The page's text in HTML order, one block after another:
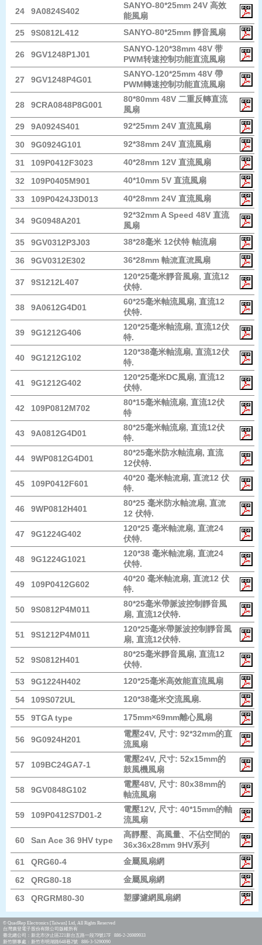
24 9A0824S402
SANYO-80*25mm 24V 高效
能風扇
25
9S0812L412 SANYO-80*25mm 靜音風扇
26 9GV1248P1J01
SANYO-120*38mm 48V 带
PWM转速控制功能直流風扇
27 9GV1248P4G01
SANYO-120*25mm 48V 帶
PWM轉速控制功能直流風扇
28 9CRA0848P8G001
80*80mm 48V 二重反轉直流
風扇
29
9A0924S401
92*25mm 24V 直流風扇
30
9G0924G101
92*38mm 24V 直流風扇
31
109P0412F3023
40*28mm 12V 直流風扇
32
109P0405M901
40*10mm 5V 直流風扇
33
109P0424J3D013 40*28mm 24V 直流風扇
34 9G0948A201
92*32mm A Speed 48V 直流
風扇
35
9GV0312P3J03
38*28毫米 12伏特 軸流扇
36
9GV0312E302 36*28mm 軸流直流風扇
37 9S1212L407
120*25毫米靜音風扇, 直流12
伏特.
38 9A0612G4D01
60*25毫米軸流風扇, 直流12
伏特.
39 9G1212G406
120*25毫米軸流扇, 直流12伏
特.
40 9G1212G102
120*38毫米軸流扇, 直流12伏
特.
41 9G1212G402
120*25毫米DC風扇, 直流12
伏特.
42 109P0812M702
80*15毫米軸流扇, 直流12伏
特
43 9A0812G4D01
80*25毫米軸流扇, 直流12伏
特.
44 9WP0812G4D01
80*25毫米防水軸流扇, 直流
12伏特.
45 109P0412F601
40*20 毫米軸流扇, 直流12 伏
特.
46 9WP0812H401
80*25 毫米防水軸流扇, 直流
12 伏特.
47 9G1224G402
120*25 毫米軸流扇, 直流24
伏特.
48 9G1224G1021
120*38 毫米軸流扇, 直流24
伏特.
49 109P0412G602
40*20 毫米軸流扇, 直流12 伏
特.
50 9S0812P4M011
80*25毫米帶脈波控制靜音風
扇, 直流12伏特.
51 9S1212P4M011
120*25毫米帶脈波控制靜音風
扇, 直流12伏特.
52 9S0812H401
80*25毫米靜音風扇, 直流12
伏特.
53
9G1224H402
120*25毫米高效能直流風扇
54
109S072UL
120*38毫米交流風扇.
55
9TGA type 175mm×69mm離心風扇
56 9G0924H201
電壓24V, 尺寸: 92*32mm的直
流風扇
57 109BC24GA7-1
電壓24V, 尺寸: 52x15mm的
鼓風機風扇
58 9GV0848G102
電壓48V, 尺寸: 80x38mm的
軸流風扇
59 109P0412S7D01-2
電壓12V, 尺寸: 40*15mm的軸
流風扇
60 San Ace 36 9HV type
高靜壓、高風量、不佔空間的
36x36x28mm 9HV系列
61
QRG60-4
金屬風扇網
62
QRG80-18
金屬風扇網
63
QRGRM80-30 塑膠濾網風扇網
© QuadRep Electronics [Taiwan] Ltd, All Rights Reserved
台灣廣登電子股份有限公司版權所有
臺北總公司：新北市汐止區221新台五路一段79號17F 886-2-26989933
新竹辦事處：新竹市明湖路648巷2號 886-3-5290090